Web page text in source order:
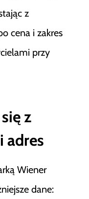
z
cena i zakres
przy
z
adres
Wiener
dane: